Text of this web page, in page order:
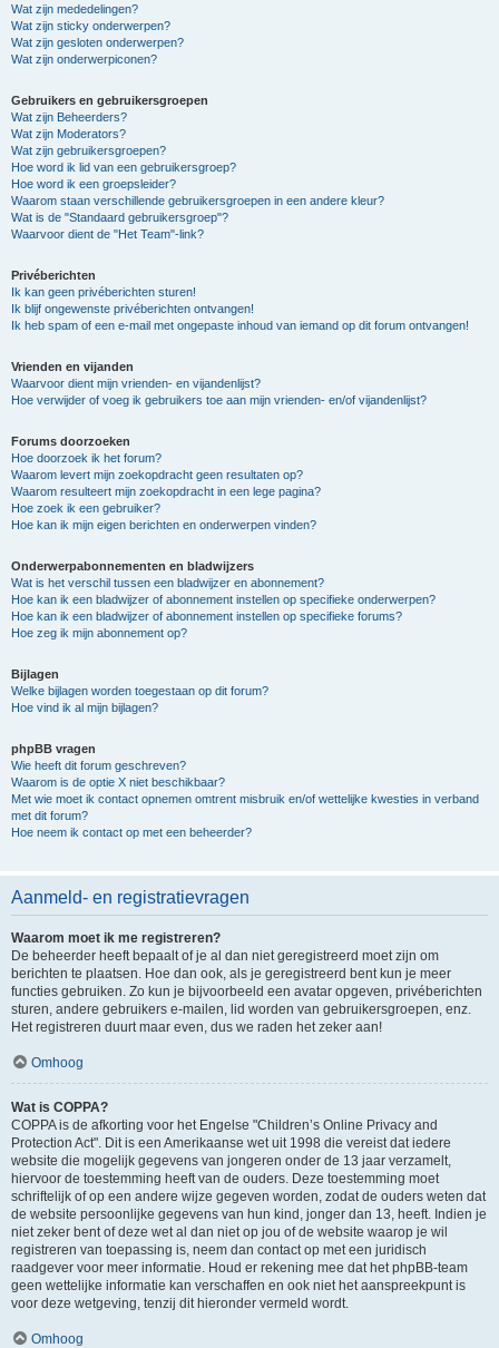
Wat zijn mededelingen?
Wat zijn sticky onderwerpen?
Wat zijn gesloten onderwerpen?
Wat zijn onderwerpiconen?
Gebruikers en gebruikersgroepen
Wat zijn Beheerders?
Wat zijn Moderators?
Wat zijn gebruikersgroepen?
Hoe word ik lid van een gebruikersgroep?
Hoe word ik een groepsleider?
Waarom staan verschillende gebruikersgroepen in een andere kleur?
Wat is de "Standaard gebruikersgroep"?
Waarvoor dient de "Het Team"-link?
Privéberichten
Ik kan geen privéberichten sturen!
Ik blijf ongewenste privéberichten ontvangen!
Ik heb spam of een e-mail met ongepaste inhoud van iemand op dit forum ontvangen!
Vrienden en vijanden
Waarvoor dient mijn vrienden- en vijandenlijst?
Hoe verwijder of voeg ik gebruikers toe aan mijn vrienden- en/of vijandenlijst?
Forums doorzoeken
Hoe doorzoek ik het forum?
Waarom levert mijn zoekopdracht geen resultaten op?
Waarom resulteert mijn zoekopdracht in een lege pagina?
Hoe zoek ik een gebruiker?
Hoe kan ik mijn eigen berichten en onderwerpen vinden?
Onderwerpabonnementen en bladwijzers
Wat is het verschil tussen een bladwijzer en abonnement?
Hoe kan ik een bladwijzer of abonnement instellen op specifieke onderwerpen?
Hoe kan ik een bladwijzer of abonnement instellen op specifieke forums?
Hoe zeg ik mijn abonnement op?
Bijlagen
Welke bijlagen worden toegestaan op dit forum?
Hoe vind ik al mijn bijlagen?
phpBB vragen
Wie heeft dit forum geschreven?
Waarom is de optie X niet beschikbaar?
Met wie moet ik contact opnemen omtrent misbruik en/of wettelijke kwesties in verband
met dit forum?
Hoe neem ik contact op met een beheerder?
Aanmeld- en registratievragen
Waarom moet ik me registreren?
De beheerder heeft bepaalt of je al dan niet geregistreerd moet zijn om
berichten te plaatsen. Hoe dan ook, als je geregistreerd bent kun je meer
functies gebruiken. Zo kun je bijvoorbeeld een avatar opgeven, privéberichten
sturen, andere gebruikers e-mailen, lid worden van gebruikersgroepen, enz.
Het registreren duurt maar even, dus we raden het zeker aan!
Omhoog
Wat is COPPA?
COPPA is de afkorting voor het Engelse "Children’s Online Privacy and
Protection Act". Dit is een Amerikaanse wet uit 1998 die vereist dat iedere
website die mogelijk gegevens van jongeren onder de 13 jaar verzamelt,
hiervoor de toestemming heeft van de ouders. Deze toestemming moet
schriftelijk of op een andere wijze gegeven worden, zodat de ouders weten dat
de website persoonlijke gegevens van hun kind, jonger dan 13, heeft. Indien je
niet zeker bent of deze wet al dan niet op jou of de website waarop je wil
registreren van toepassing is, neem dan contact op met een juridisch
raadgever voor meer informatie. Houd er rekening mee dat het phpBB-team
geen wettelijke informatie kan verschaffen en ook niet het aanspreekpunt is
voor deze wetgeving, tenzij dit hieronder vermeld wordt.
Omhoog